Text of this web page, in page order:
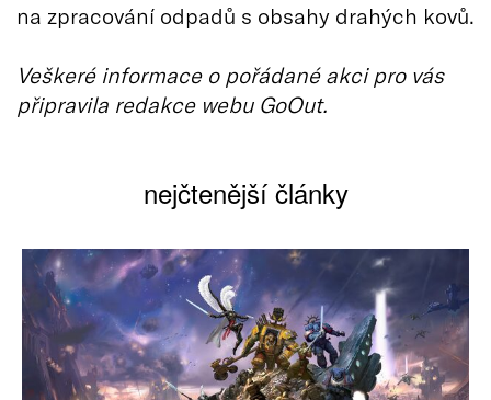
na zpracování odpadů s obsahy drahých kovů.
Veškeré informace o pořádané akci pro vás
připravila redakce webu GoOut.
nejčtenější články